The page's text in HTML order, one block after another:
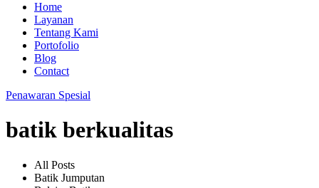
Home
Layanan
Tentang Kami
Portofolio
Blog
Contact
Penawaran Spesial
batik berkualitas
All Posts
Batik Jumputan